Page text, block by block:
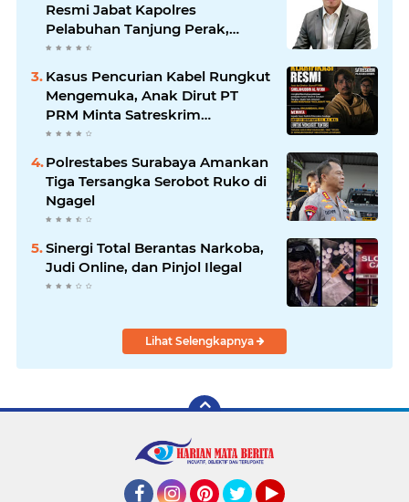
Resmi Jabat Kapolres
Pelabuhan Tanjung Perak,
Pimpinan Redaksi
HarianMataBerita.com
Sampaikan Ucapan Selamat
Kasus Pencurian Kabel Rungkut
Mengemuka, Anak Dirut PT
PRM Minta Satreskrim
Polrestabes Surabaya Usut
Hingga Tuntas
Polrestabes Surabaya Amankan
Tiga Tersangka Serobot Ruko di
Ngagel
Sinergi Total Berantas Narkoba,
Judi Online, dan Pinjol Ilegal
Lihat Selengkapnya